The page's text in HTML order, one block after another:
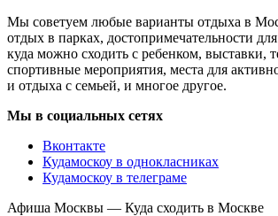
Мы советуем любые варианты отдыха в
отдых в парках, достопримечательности
куда можно сходить с ребенком, выставки,
спортивные мероприятия, места для
и отдыха с семьей, и многое другое.
Мы в социальных сетях
Вконтакте
Кудамоскоу в однокласниках
Кудамоскоу в телеграме
Афиша Москвы — Куда сходить в Москве